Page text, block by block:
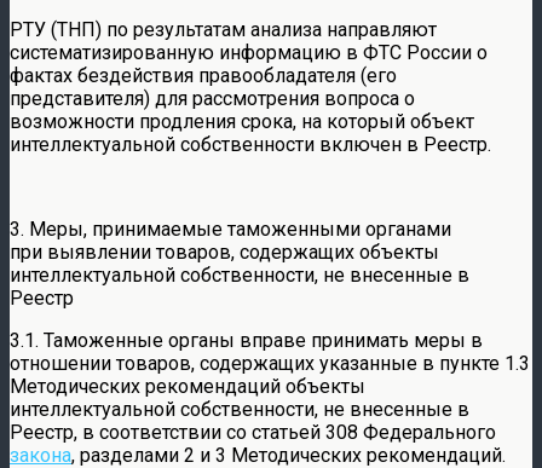
РТУ (ТНП) по результатам анализа направляют
систематизированную информацию в ФТС России о
фактах бездействия правообладателя (его
представителя) для рассмотрения вопроса о
возможности продления срока, на который объект
интеллектуальной собственности включен в Реестр.
3. Меры, принимаемые таможенными органами
при выявлении товаров, содержащих объекты
интеллектуальной собственности, не внесенные в
Реестр
3.1. Таможенные органы вправе принимать меры в
отношении товаров, содержащих указанные в пункте 1.3
Методических рекомендаций объекты
интеллектуальной собственности, не внесенные в
Реестр, в соответствии со статьей 308 Федерального
закона, разделами 2 и 3 Методических рекомендаций.